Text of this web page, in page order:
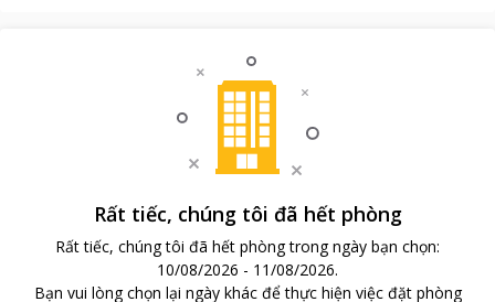
Rất tiếc, chúng tôi đã hết phòng
Rất tiếc, chúng tôi đã hết phòng trong ngày bạn chọn:
10/08/2026 - 11/08/2026.
Bạn vui lòng chọn lại ngày khác để thực hiện việc đặt phòng